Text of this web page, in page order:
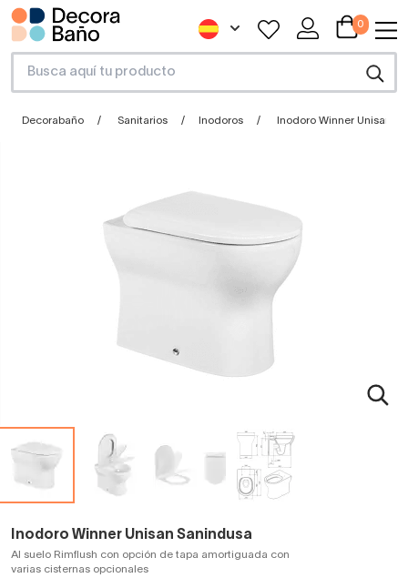
0
Decorabaño Sanitarios Inodoros Inodoro Winner Unisan
Inodoro Winner Unisan Sanindusa
Al suelo Rimflush con opción de tapa amortiguada con
varias cisternas opcionales